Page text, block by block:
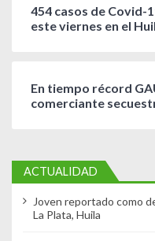
454 casos de Covid-
este viernes en el
En tiempo récord
comerciante
ACTUALIDAD
Joven reportado como
La Plata, Huila